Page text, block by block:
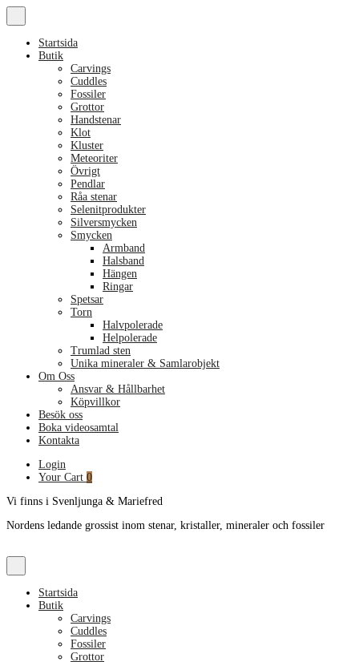
Startsida
Butik
Carvings
Cuddles
Fossiler
Grottor
Handstenar
Klot
Kluster
Meteoriter
Övrigt
Pendlar
Råa stenar
Selenitprodukter
Silversmycken
Smycken
Armband
Halsband
Hängen
Ringar
Spetsar
Torn
Halvpolerade
Helpolerade
Trumlad sten
Unika mineraler & Samlarobjekt
Om Oss
Ansvar & Hållbarhet
Köpvillkor
Besök oss
Boka videosamtal
Kontakta
Login
Your Cart 0
Vi finns i Svenljunga & Mariefred
Nordens ledande grossist inom stenar, kristaller, mineraler och fossiler
Startsida
Butik
Carvings
Cuddles
Fossiler
Grottor